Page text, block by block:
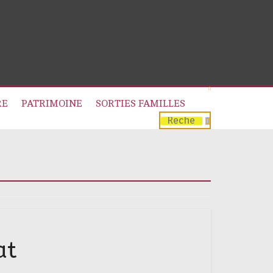
PATRIMOINE SORTIES FAMILLES